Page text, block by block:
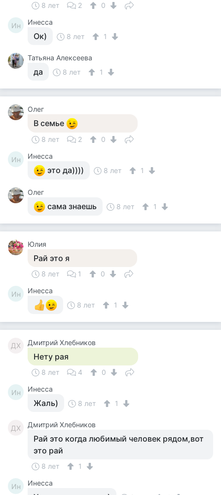
8 лет 2 0
Ин Инесса
Ок) 8 лет 1
Татьяна Алексеева
да 8 лет 1
Олег
В семье
8 лет 2 0
Ин Инесса
это да)))) 8 лет 1
Олег
сама знаешь 8 лет 1
Юлия
Рай это я
8 лет 1 0
Ин
Инесса
8 лет
1
ДХ Дмитрий Хлебников
Нету рая
8 лет 4 0
Ин Инесса
Жаль) 8 лет 1
ДХ Дмитрий Хлебников
Рай это когда любимый человек рядом,вот
это рай
8 лет 1
Ин Инесса